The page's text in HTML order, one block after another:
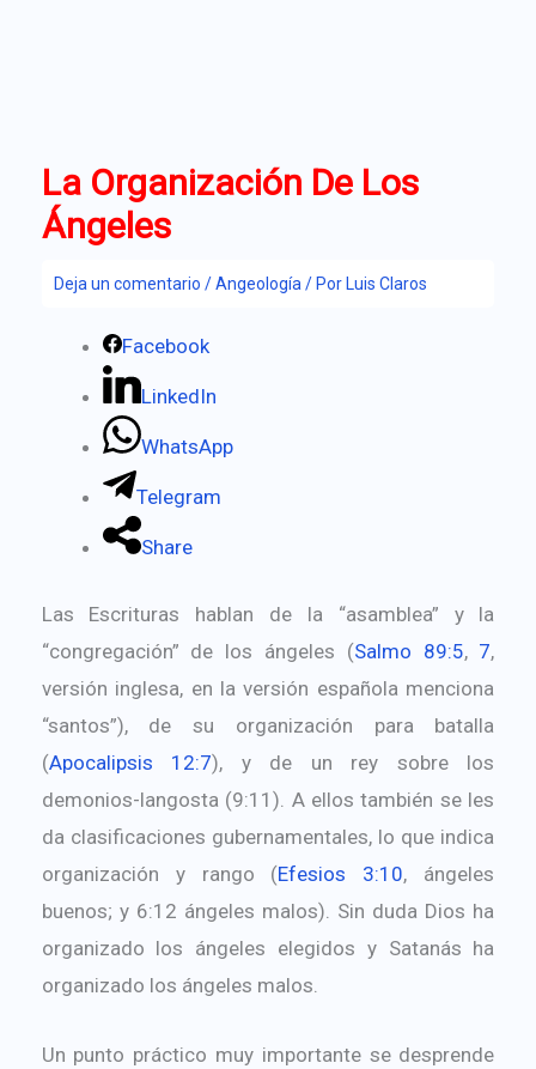
La Organización De Los
Ángeles
Deja un comentario /Angeología / PorLuis Claros
Facebook
LinkedIn
WhatsApp
Telegram
Share
Las Escrituras hablan de la “asamblea” y la
“congregación” de los ángeles (Salmo 89:5, 7,
versión inglesa, en la versión española menciona
“santos”), de su organización para batalla
(Apocalipsis 12:7), y de un rey sobre los
demonios-langosta (9:11). A ellos también se les
da clasificaciones gubernamentales, lo que indica
organización y rango (Efesios 3:10, ángeles
buenos; y 6:12 ángeles malos). Sin duda Dios ha
organizado los ángeles elegidos y Satanás ha
organizado los ángeles malos.
Un punto práctico muy importante se desprende